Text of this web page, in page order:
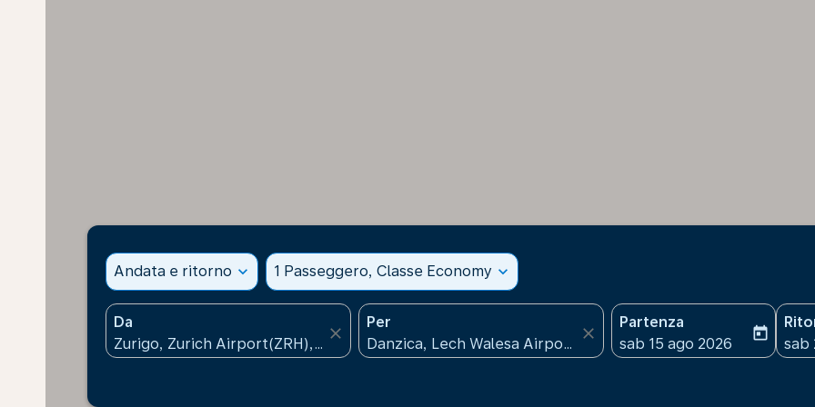
Andata e ritorno expand_more 1 Passeggero, Classe Economy expand_more
Da
close
Per
close
Partenza
fc-booking-departure-
sab 15 ago 2026
today
fc-
sab